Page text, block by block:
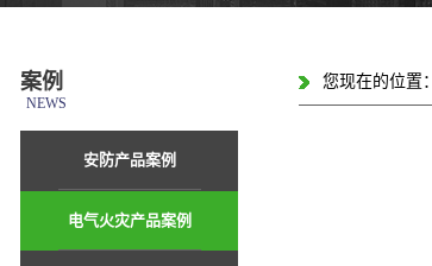
案例
NEWS
安防产品案例
电气火灾产品案例
您现在的位置：